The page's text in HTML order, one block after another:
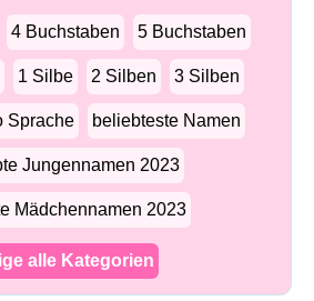
4 Buchstaben 5 Buchstaben
1 Silbe 2 Silben 3 Silben
Sprache beliebteste Namen
Jungennamen 2023
Mädchennamen 2023
alle Kategorien